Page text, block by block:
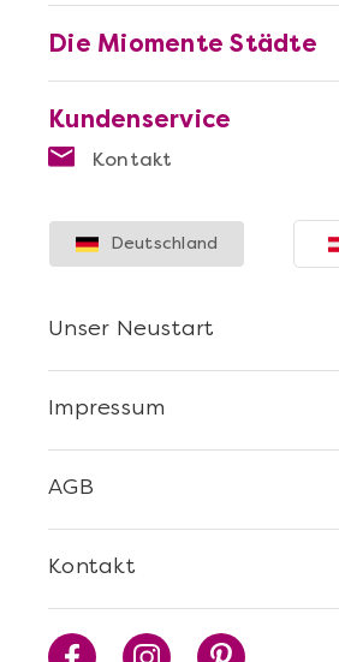
Kundenservice
Kontakt
Die Miomente Städte
Kontakt
AGB
Impressum
Unser Neustart
Deutschland